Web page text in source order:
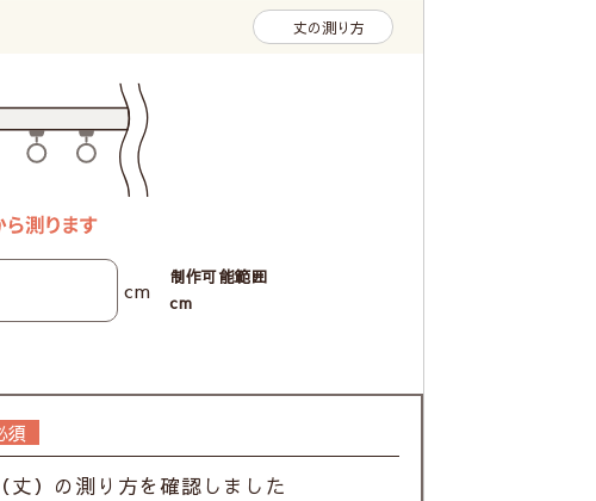
丈の測り方
cm
制作可能範囲
cm
丈）の測り方を確認しました